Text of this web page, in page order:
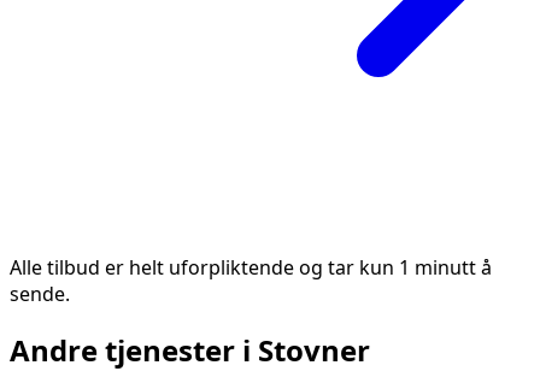
Alle tilbud er helt uforpliktende og tar kun 1 minutt å
sende.
Andre tjenester i Stovner